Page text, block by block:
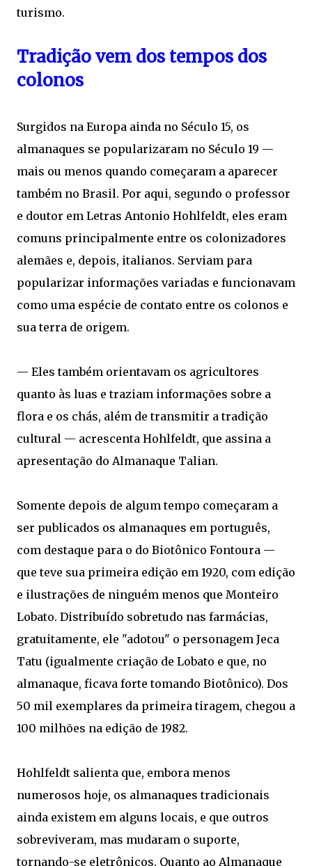
turismo.
Tradição vem dos tempos dos
colonos
Surgidos na Europa ainda no Século 15, os
almanaques se popularizaram no Século 19 —
mais ou menos quando começaram a aparecer
também no Brasil. Por aqui, segundo o professor
e doutor em Letras Antonio Hohlfeldt, eles eram
comuns principalmente entre os colonizadores
alemães e, depois, italianos. Serviam para
popularizar informações variadas e funcionavam
como uma espécie de contato entre os colonos e
sua terra de origem.
— Eles também orientavam os agricultores
quanto às luas e traziam informações sobre a
flora e os chás, além de transmitir a tradição
cultural — acrescenta Hohlfeldt, que assina a
apresentação do Almanaque Talian.
Somente depois de algum tempo começaram a
ser publicados os almanaques em português,
com destaque para o do Biotônico Fontoura —
que teve sua primeira edição em 1920, com edição
e ilustrações de ninguém menos que Monteiro
Lobato. Distribuído sobretudo nas farmácias,
gratuitamente, ele "adotou" o personagem Jeca
Tatu (igualmente criação de Lobato e que, no
almanaque, ficava forte tomando Biotônico). Dos
50 mil exemplares da primeira tiragem, chegou a
100 milhões na edição de 1982.
Hohlfeldt salienta que, embora menos
numerosos hoje, os almanaques tradicionais
ainda existem em alguns locais, e que outros
sobreviveram, mas mudaram o suporte,
tornando-se eletrônicos. Quanto ao Almanaque